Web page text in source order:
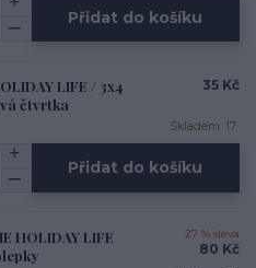
Přidat do košíku
LIFE / 3x4
čtvrtka
35 Kč
Skladem: 17
Přidat do košíku
HOLIDAY LIFE
27 % sleva
80 Kč